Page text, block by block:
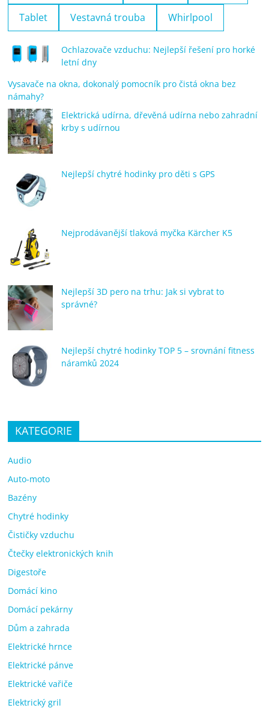
Tablet Vestavná trouba Whirlpool
Ochlazovače vzduchu: Nejlepší řešení pro horké
letní dny
Vysavače na okna, dokonalý pomocník pro čistá okna bez
námahy?
Elektrická udírna, dřevěná udírna nebo zahradní
krby s udírnou
Nejlepší chytré hodinky pro děti s GPS
Nejprodávanější tlaková myčka Kärcher K5
Nejlepší 3D pero na trhu: Jak si vybrat to
správné?
Nejlepší chytré hodinky TOP 5 – srovnání fitness
náramků 2024
KATEGORIE
Audio
Auto-moto
Bazény
Chytré hodinky
Čističky vzduchu
Čtečky elektronických knih
Digestoře
Domácí kino
Domácí pekárny
Dům a zahrada
Elektrické hrnce
Elektrické pánve
Elektrické vařiče
Elektrický gril